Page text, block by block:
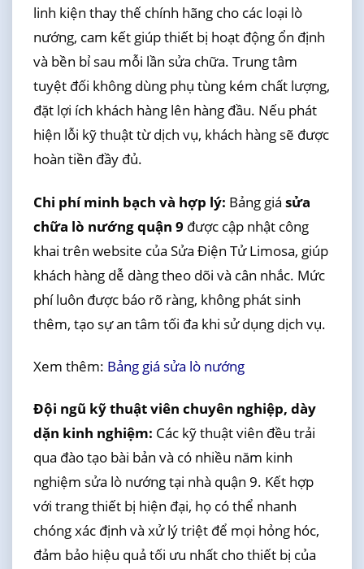
linh kiện thay thế chính hãng cho các loại lò
nướng, cam kết giúp thiết bị hoạt động ổn định
và bền bỉ sau mỗi lần sửa chữa. Trung tâm
tuyệt đối không dùng phụ tùng kém chất lượng,
đặt lợi ích khách hàng lên hàng đầu. Nếu phát
hiện lỗi kỹ thuật từ dịch vụ, khách hàng sẽ được
hoàn tiền đầy đủ.
Chi phí minh bạch và hợp lý: Bảng giá sửa
chữa lò nướng quận 9 được cập nhật công
khai trên website của Sửa Điện Tử Limosa, giúp
khách hàng dễ dàng theo dõi và cân nhắc. Mức
phí luôn được báo rõ ràng, không phát sinh
thêm, tạo sự an tâm tối đa khi sử dụng dịch vụ.
Xem thêm: Bảng giá sửa lò nướng
Đội ngũ kỹ thuật viên chuyên nghiệp, dày
dặn kinh nghiệm: Các kỹ thuật viên đều trải
qua đào tạo bài bản và có nhiều năm kinh
nghiệm sửa lò nướng tại nhà quận 9. Kết hợp
với trang thiết bị hiện đại, họ có thể nhanh
chóng xác định và xử lý triệt để mọi hỏng hóc,
đảm bảo hiệu quả tối ưu nhất cho thiết bị của